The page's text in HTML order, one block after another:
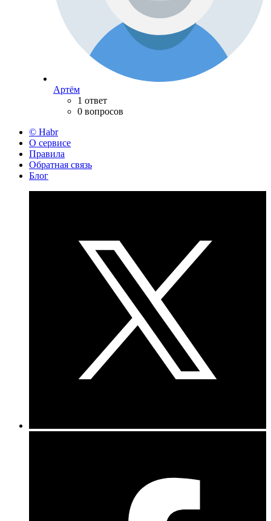
Артём
1 ответ
0 вопросов
© Habr
О сервисе
Правила
Обратная связь
Блог